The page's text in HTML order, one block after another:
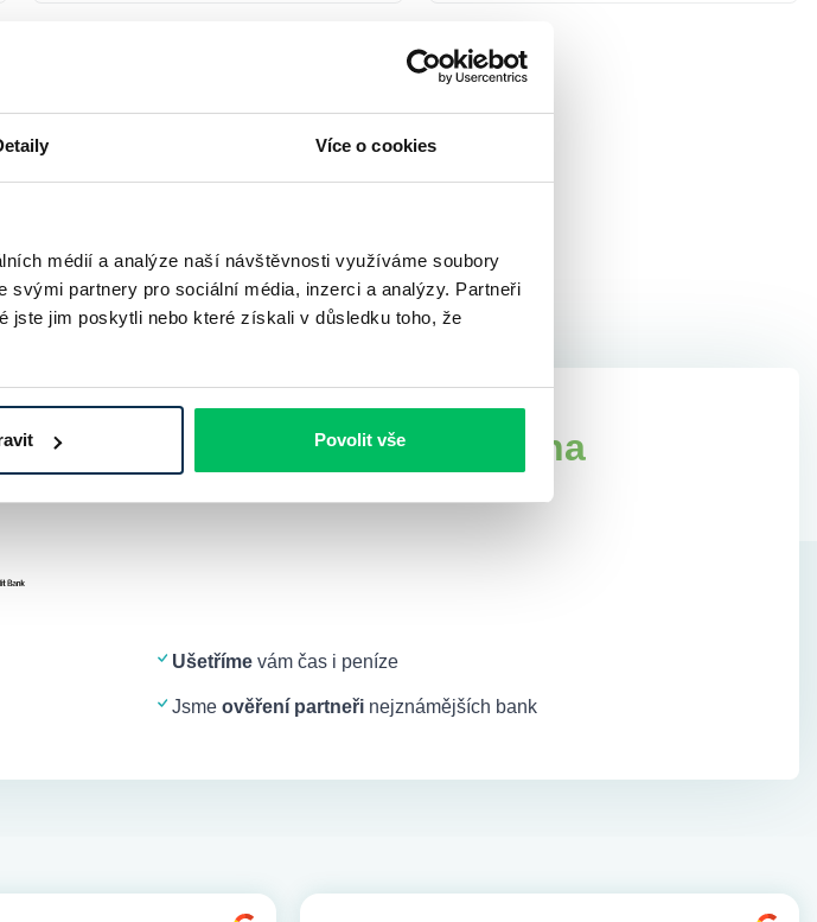
Více o cookies
médií a analýze naší návštěvnosti využíváme soubory
partnery pro sociální média, inzerci a analýzy. Partneři
jste jim poskytli nebo které získali v důsledku toho, že
Povolit vše
zanejvýhodnějších podmínek na
Ušetříme vám čas i peníze
Jsme ověření partneři nejznámějších bank